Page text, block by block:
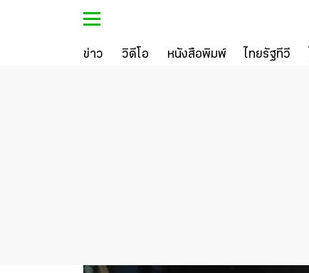
ข่าว วิดีโอ หนังสือพิมพ์ ไทยรัฐทีวี